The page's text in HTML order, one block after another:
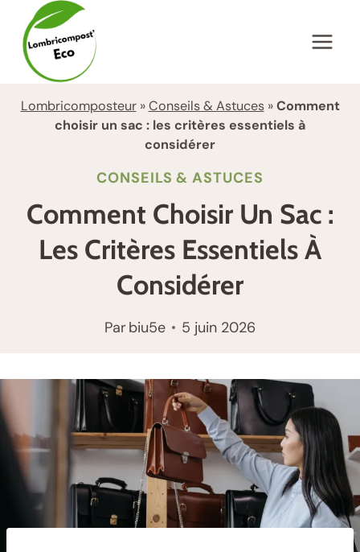
contenu
Lombricomposteur»Conseils & Astuces»Comment
choisir un sac : les critères essentiels à
considérer
CONSEILS & ASTUCES
Comment Choisir Un Sac :
Les Critères Essentiels À
Considérer
Parbiu5e 5 juin 2026